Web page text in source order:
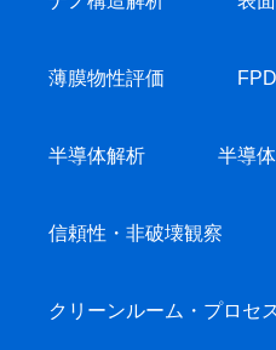
薄膜物性評価
半導体解析 半導
信頼性・非破壊観察
クリーンルーム・プロセ